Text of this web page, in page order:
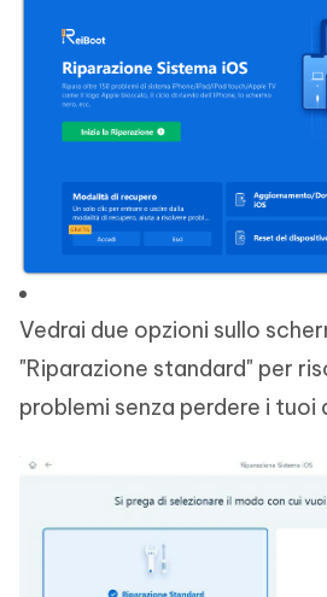
Vedrai due opzioni sullo
"Riparazione standard" per
problemi senza perdere i tuoi